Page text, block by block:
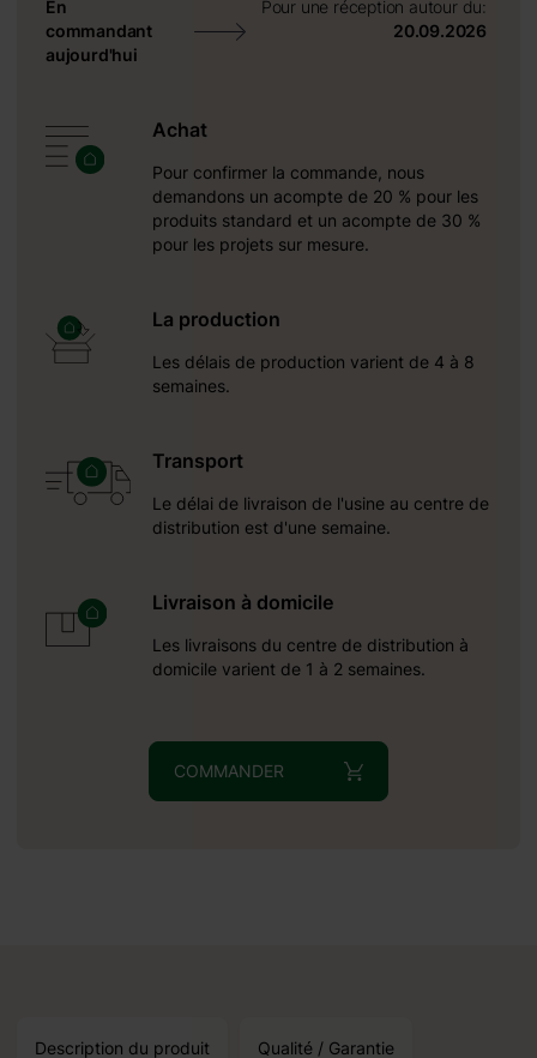
En
commandant
aujourd'hui
Pour une réception autour du:
20.09.2026
Achat
Pour confirmer la commande, nous
demandons un acompte de 20 % pour les
produits standard et un acompte de 30 %
pour les projets sur mesure.
La production
Les délais de production varient de 4 à 8
semaines.
Transport
Le délai de livraison de l'usine au centre de
distribution est d'une semaine.
Livraison à domicile
Les livraisons du centre de distribution à
domicile varient de 1 à 2 semaines.
COMMANDER
Description du produit Qualité / Garantie